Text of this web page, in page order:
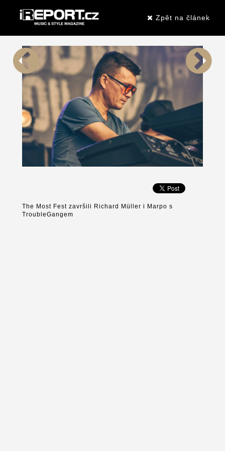
Zpět na článek
The Most Fest završili Richard Müller i Marpo s
TroubleGangem